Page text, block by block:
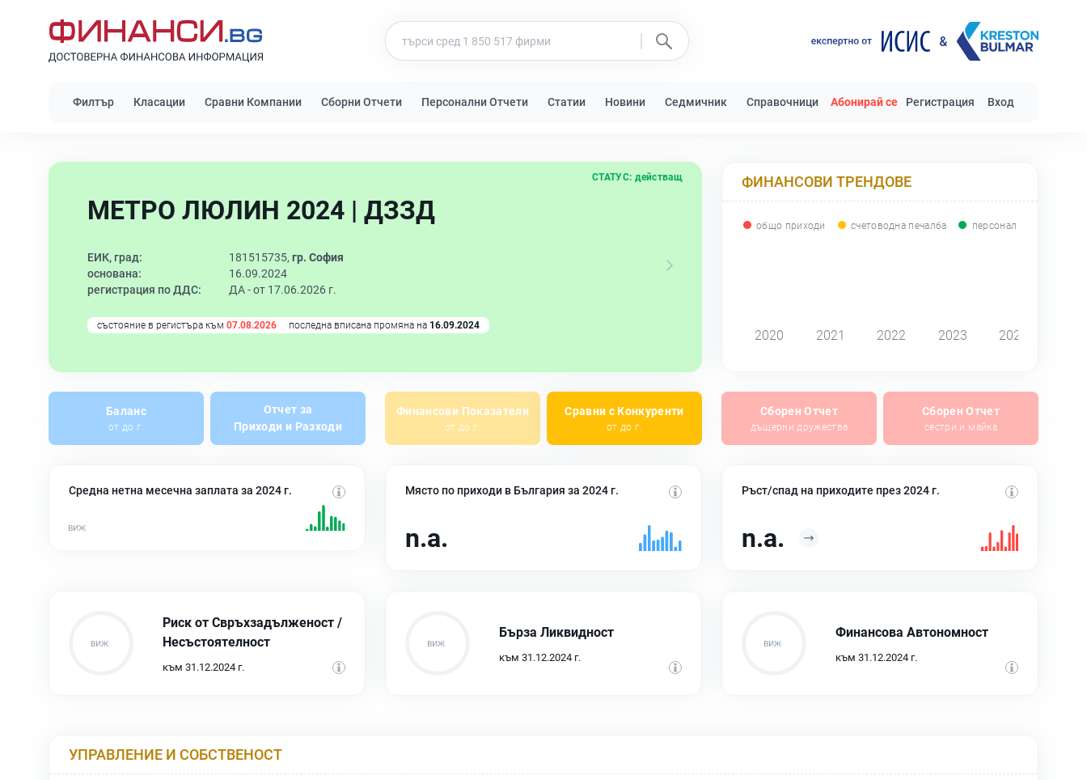
Филтър Класации Сравни Компании Сборни Отчети Персонални Отчети Статии Новини Седмичник Справочници Абонирай се Регистрация Вход
МЕТРО ЛЮЛИН 2024 | ДЗЗД
СТАТУС: действащ
ЕИК, град: 181515735, гр. София
основана:
16.09.2024
регистрация по ДДС:
ДА - от 17.06.2026 г.
състояние в регистъра към 07.08.2026 последна вписана промяна на 16.09.2024
ФИНАНСОВИ ТРЕНДОВЕ
общо приходи счетоводна печалба персонал
2020 2021 2022 2023 2024
Баланс
от до г.
Отчет за
Приходи и Разходи
Финансови Показатели
от до г.
Сравни с Конкуренти
от до г.
Сборен Отчет
дъщерни дружества
Сборен Отчет
сестри и майка
Средна нетна месечна заплата за 2024 г. Място по приходи в България за 2024 г.
n.a.
Ръст/спад на приходите през 2024 г.
n.a.
Риск от Свръхзадълженост /
Несъстоятелност
към 31.12.2024 г.
Бърза Ликвидност
към 31.12.2024 г.
Финансова Автономност
към 31.12.2024 г.
УПРАВЛЕНИЕ И СОБСТВЕНОСТ